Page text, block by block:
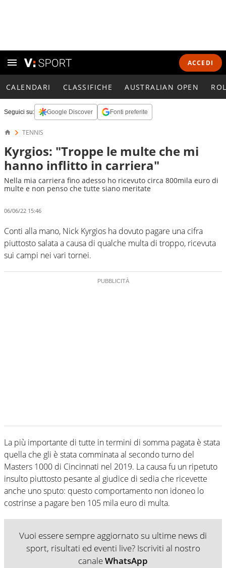
ACCEDI
CALENDARI CLASSIFICHE AUSTRALIAN OPEN
Seguici su: Google Discover Fonti preferite
TENNIS
Kyrgios: "Troppe le multe che mi
hanno inflitto in carriera"
Nella mia carriera fino adesso ho ricevuto circa 800mila euro di
multe e non penso che tutte siano meritate
06/06/22 15:46
Conti alla mano, Nick Kyrgios ha dovuto pagare una cifra
piuttosto salata a causa di qualche multa di troppo, ricevuta
sui campi nei vari tornei.
La più importante di tutte in termini di somma pagata è stata
quella che gli è stata comminata al secondo turno del
Masters 1000 di Cincinnati nel 2019. La causa fu un ripetuto
insulto piuttosto pesante al giudice di sedia che ricevette
anche uno sputo: questo comportamento non idoneo lo
costrinse a pagare ben 105 mila euro di multa.
Vuoi essere sempre aggiornato su ultime news di
sport, risultati ed eventi live? Iscriviti al nostro
canaleWhatsApp